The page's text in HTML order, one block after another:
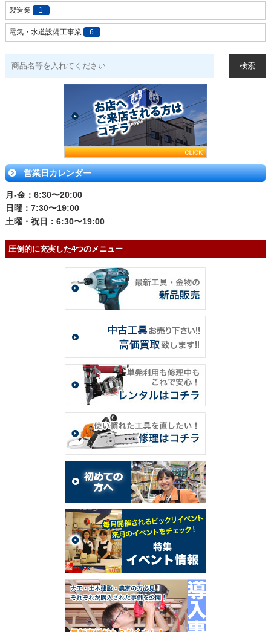
製造業 1
電気・水道設備工事業 6
営業日カレンダー
月-金：6:30〜20:00
日曜：7:30〜19:00
土曜・祝日：6:30〜19:00
圧倒的に充実した4つのメニュー